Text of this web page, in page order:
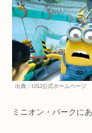
出典：USJ公式ホームページ
ミニオン・パークに